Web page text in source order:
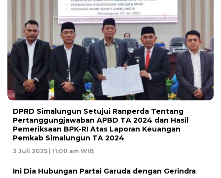
DPRD Simalungun Setujui Ranperda Tentang
Pertanggungjawaban APBD TA 2024 dan Hasil
Pemeriksaan BPK-RI Atas Laporan Keuangan
Pemkab Simalungun TA 2024
3 Juli 2025 | 11:00 am WIB
Ini Dia Hubungan Partai Garuda dengan Gerindra